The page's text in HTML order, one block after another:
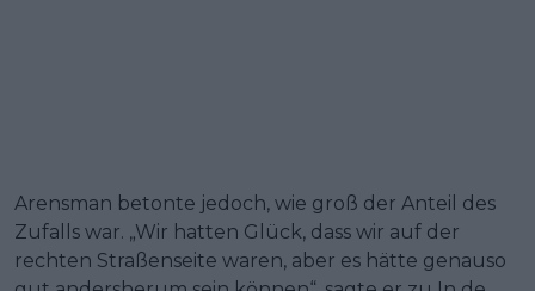
Arensman betonte jedoch, wie groß der Anteil des
Zufalls war. „Wir hatten Glück, dass wir auf der
rechten Straßenseite waren, aber es hätte genauso